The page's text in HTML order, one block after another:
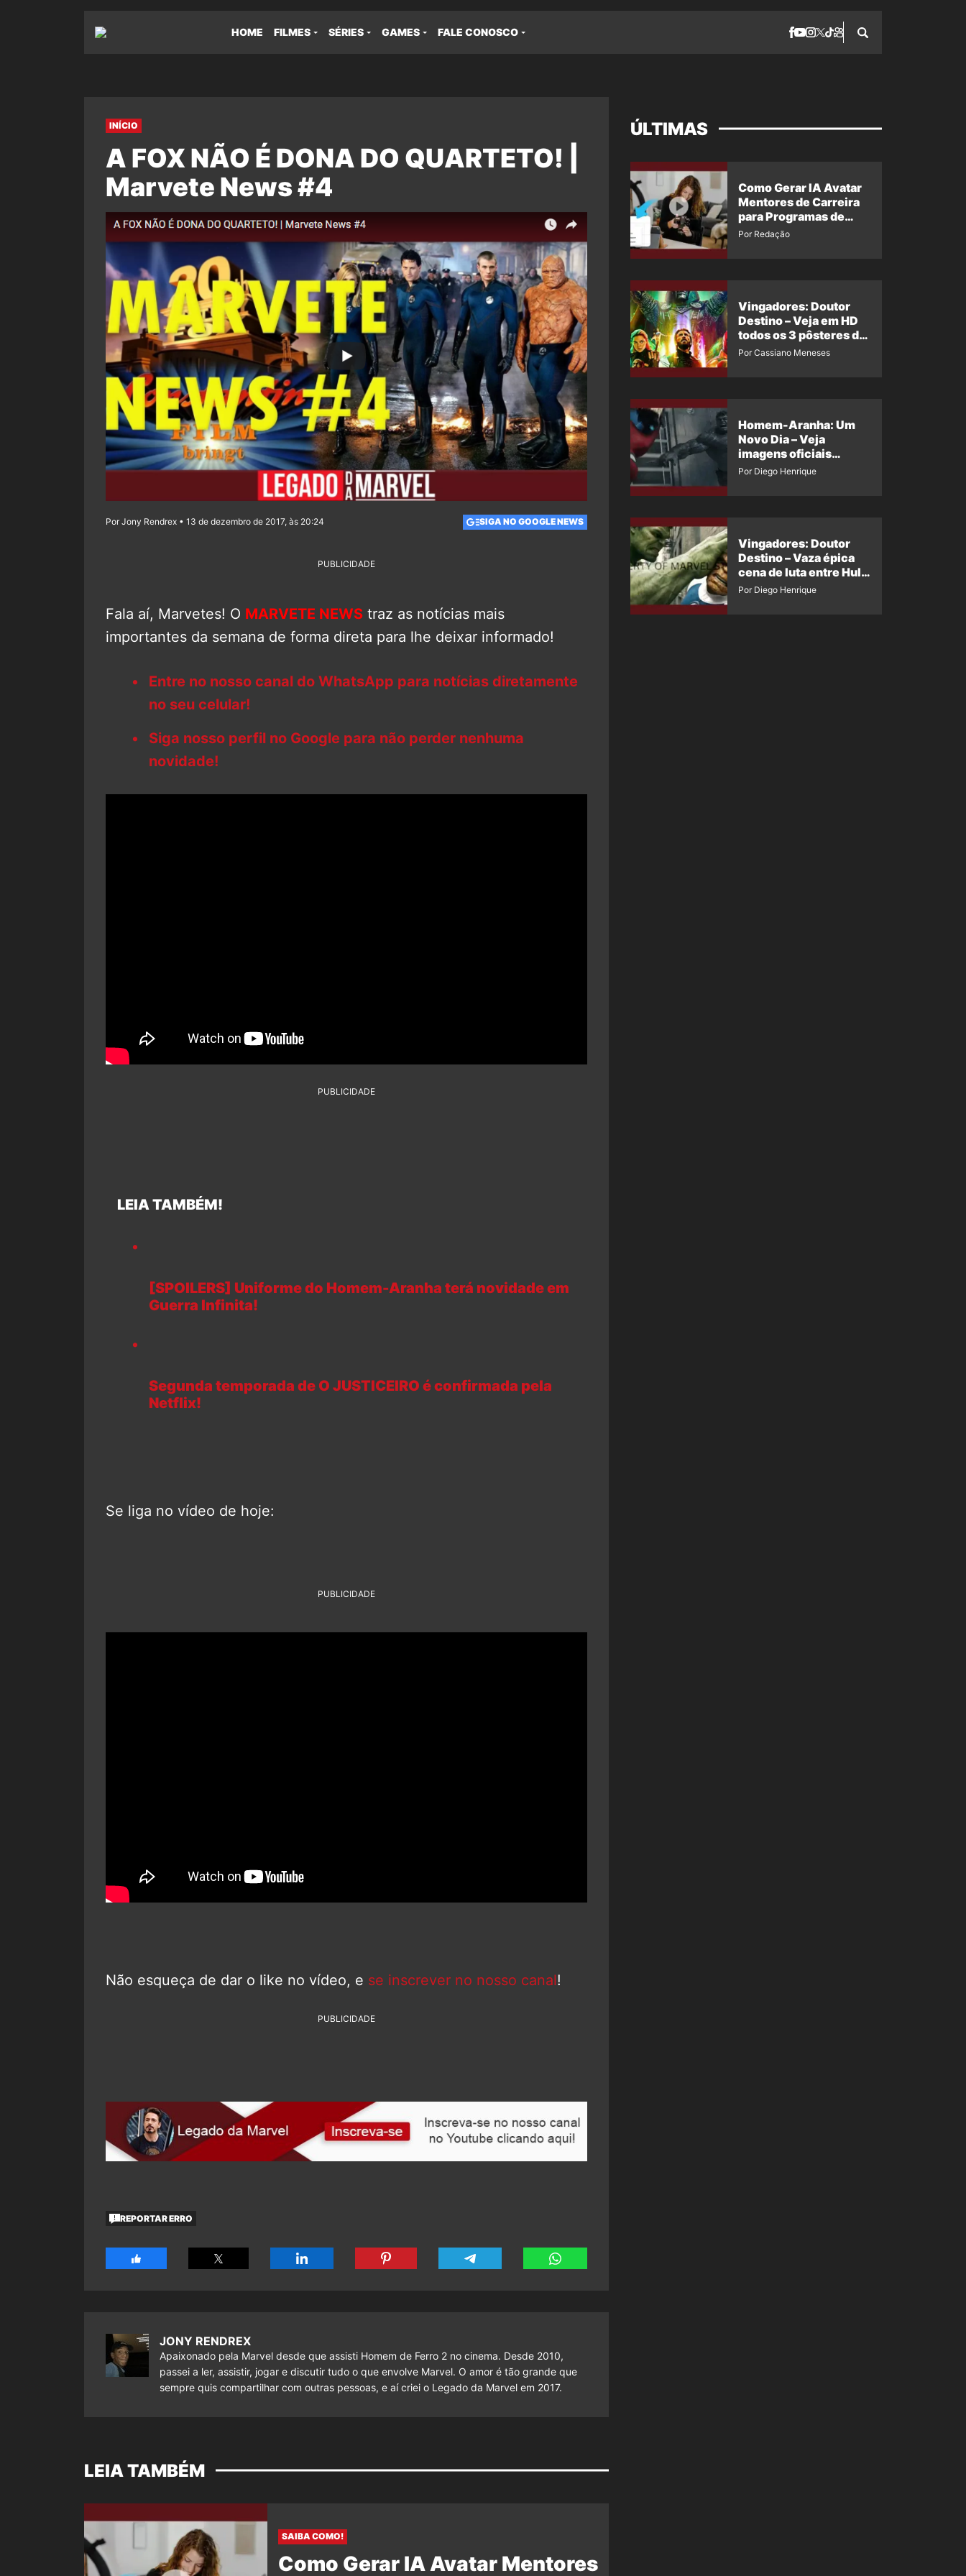
HOME FILMES SÉRIES GAMES FALE CONOSCO
INÍCIO
A FOX NÃO É DONA DO QUARTETO! |
Marvete News #4
Por Jony Rendrex • 13 de dezembro de 2017, às 20:24 SIGA NO GOOGLE NEWS
PUBLICIDADE
Fala aí, Marvetes! O MARVETE NEWS traz as notícias mais
importantes da semana de forma direta para lhe deixar informado!
Entre no nosso canal do WhatsApp para notícias diretamente
no seu celular!
Siga nosso perfil no Google para não perder nenhuma
novidade!
PUBLICIDADE
LEIA TAMBÉM!
[SPOILERS] Uniforme do Homem-Aranha terá novidade em
Guerra Infinita!
Segunda temporada de O JUSTICEIRO é confirmada pela
Netflix!
Se liga no vídeo de hoje:
PUBLICIDADE
Não esqueça de dar o like no vídeo, e se inscrever no nosso canal!
PUBLICIDADE
REPORTAR ERRO
JONY RENDREX
Apaixonado pela Marvel desde que assisti Homem de Ferro 2 no cinema. Desde 2010,
passei a ler, assistir, jogar e discutir tudo o que envolve Marvel. O amor é tão grande que
sempre quis compartilhar com outras pessoas, e aí criei o Legado da Marvel em 2017.
LEIA TAMBÉM
SAIBA COMO!
Como Gerar IA Avatar Mentores
ÚLTIMAS
Como Gerar IA Avatar
Mentores de Carreira
para Programas de
Desenvolvimento da
Por Redação
Vingadores: Doutor
Destino – Veja em HD
todos os 3 pôsteres de
‘Doomsday’ + 1 imagem
Por Cassiano Meneses
Homem-Aranha: Um
Novo Dia – Veja
imagens oficiais
descartadas do Hulk
Por Diego Henrique
Vingadores: Doutor
Destino – Vaza épica
cena de luta entre Hulk
e o Coisa
Por Diego Henrique